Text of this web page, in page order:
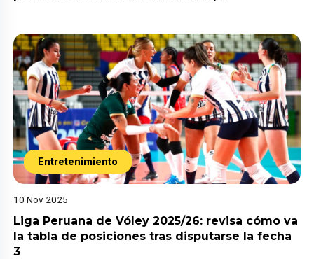
Entretenimiento
10 Nov 2025
Liga Peruana de Vóley 2025/26: revisa cómo va
la tabla de posiciones tras disputarse la fecha
3